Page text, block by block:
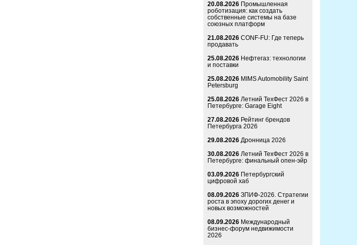
20.08.2026 Промышленная
роботизация: как создать
собственные системы на базе
союзных платформ
21.08.2026 CONF-FU: Где теперь
продавать
25.08.2026 Нефтегаз: технологии
и поставки
25.08.2026 MIMS Automobility Saint
Petersburg
25.08.2026 Летний ТехФест 2026 в
Петербурге: Garage Eight
27.08.2026 Рейтинг брендов
Петербурга 2026
29.08.2026 Дронница 2026
30.08.2026 Летний ТехФест 2026 в
Петербурге: финальный опен-эйр
03.09.2026 Петербургский
цифровой хаб
08.09.2026 ЗПИФ-2026. Стратегии
роста в эпоху дорогих денег и
новых возможностей
08.09.2026 Международный
бизнес-форум недвижимости
2026